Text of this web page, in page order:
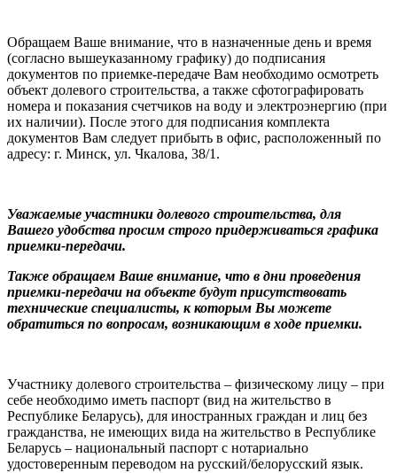
Обращаем Ваше внимание, что в назначенные день и время
(согласно вышеуказанному графику) до подписания
документов по приемке-передаче Вам необходимо осмотреть
объект долевого строительства, а также сфотографировать
номера и показания счетчиков на воду и электроэнергию (при
их наличии). После этого для подписания комплекта
документов Вам следует прибыть в офис, расположенный по
адресу: г. Минск, ул. Чкалова, 38/1.
Уважаемые участники долевого строительства, для
Вашего удобства просим строго придерживаться графика
приемки-передачи.
Также обращаем Ваше внимание, что в дни проведения
приемки-передачи на объекте будут присутствовать
технические специалисты, к которым Вы можете
обратиться по вопросам, возникающим в ходе приемки.
Участнику долевого строительства – физическому лицу – при
себе необходимо иметь паспорт (вид на жительство в
Республике Беларусь), для иностранных граждан и лиц без
гражданства, не имеющих вида на жительство в Республике
Беларусь – национальный паспорт с нотариально
удостоверенным переводом на русский/белорусский язык.